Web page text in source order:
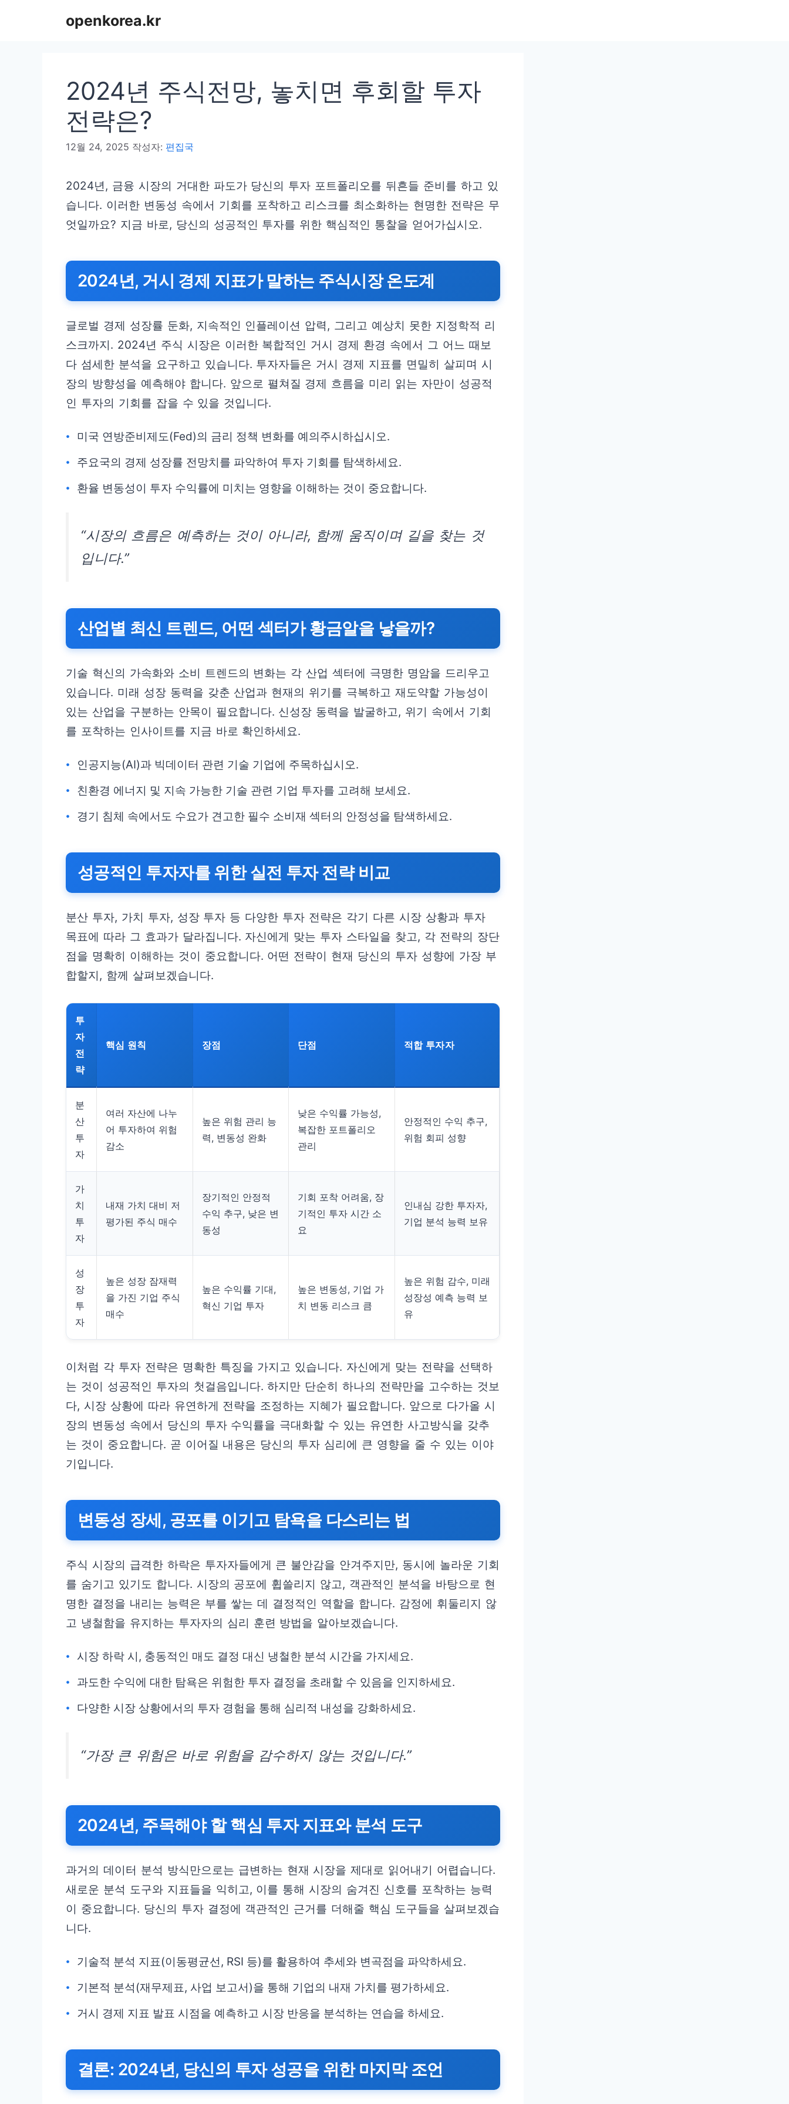
openkorea.kr
2024년 주식전망, 놓치면 후회할 투자
전략은?
12월 24, 2025 작성자: 편집국
2024년, 금융 시장의 거대한 파도가 당신의 투자 포트폴리오를 뒤흔들 준비를 하고 있
습니다. 이러한 변동성 속에서 기회를 포착하고 리스크를 최소화하는 현명한 전략은 무
엇일까요? 지금 바로, 당신의 성공적인 투자를 위한 핵심적인 통찰을 얻어가십시오.
2024년, 거시 경제 지표가 말하는 주식시장 온도계
글로벌 경제 성장률 둔화, 지속적인 인플레이션 압력, 그리고 예상치 못한 지정학적 리
스크까지. 2024년 주식 시장은 이러한 복합적인 거시 경제 환경 속에서 그 어느 때보
다 섬세한 분석을 요구하고 있습니다. 투자자들은 거시 경제 지표를 면밀히 살피며 시
장의 방향성을 예측해야 합니다. 앞으로 펼쳐질 경제 흐름을 미리 읽는 자만이 성공적
인 투자의 기회를 잡을 수 있을 것입니다.
미국 연방준비제도(Fed)의 금리 정책 변화를 예의주시하십시오.
주요국의 경제 성장률 전망치를 파악하여 투자 기회를 탐색하세요.
환율 변동성이 투자 수익률에 미치는 영향을 이해하는 것이 중요합니다.
“시장의 흐름은 예측하는 것이 아니라, 함께 움직이며 길을 찾는 것
입니다.”
산업별 최신 트렌드, 어떤 섹터가 황금알을 낳을까?
기술 혁신의 가속화와 소비 트렌드의 변화는 각 산업 섹터에 극명한 명암을 드리우고
있습니다. 미래 성장 동력을 갖춘 산업과 현재의 위기를 극복하고 재도약할 가능성이
있는 산업을 구분하는 안목이 필요합니다. 신성장 동력을 발굴하고, 위기 속에서 기회
를 포착하는 인사이트를 지금 바로 확인하세요.
인공지능(AI)과 빅데이터 관련 기술 기업에 주목하십시오.
친환경 에너지 및 지속 가능한 기술 관련 기업 투자를 고려해 보세요.
경기 침체 속에서도 수요가 견고한 필수 소비재 섹터의 안정성을 탐색하세요.
성공적인 투자자를 위한 실전 투자 전략 비교
분산 투자, 가치 투자, 성장 투자 등 다양한 투자 전략은 각기 다른 시장 상황과 투자
목표에 따라 그 효과가 달라집니다. 자신에게 맞는 투자 스타일을 찾고, 각 전략의 장단
점을 명확히 이해하는 것이 중요합니다. 어떤 전략이 현재 당신의 투자 성향에 가장 부
합할지, 함께 살펴보겠습니다.
투
자
전
략
핵심 원칙 장점 단점 적합 투자자
분
산
투
자
여러 자산에 나누
어 투자하여 위험
감소
높은 위험 관리 능
력, 변동성 완화
낮은 수익률 가능성,
복잡한 포트폴리오
관리
안정적인 수익 추구,
위험 회피 성향
가
치
투
자
내재 가치 대비 저
평가된 주식 매수
장기적인 안정적
수익 추구, 낮은 변
동성
기회 포착 어려움, 장
기적인 투자 시간 소
요
인내심 강한 투자자,
기업 분석 능력 보유
성
장
투
자
높은 성장 잠재력
을 가진 기업 주식
매수
높은 수익률 기대,
혁신 기업 투자
높은 변동성, 기업 가
치 변동 리스크 큼
높은 위험 감수, 미래
성장성 예측 능력 보
유
이처럼 각 투자 전략은 명확한 특징을 가지고 있습니다. 자신에게 맞는 전략을 선택하
는 것이 성공적인 투자의 첫걸음입니다. 하지만 단순히 하나의 전략만을 고수하는 것보
다, 시장 상황에 따라 유연하게 전략을 조정하는 지혜가 필요합니다. 앞으로 다가올 시
장의 변동성 속에서 당신의 투자 수익률을 극대화할 수 있는 유연한 사고방식을 갖추
는 것이 중요합니다. 곧 이어질 내용은 당신의 투자 심리에 큰 영향을 줄 수 있는 이야
기입니다.
변동성 장세, 공포를 이기고 탐욕을 다스리는 법
주식 시장의 급격한 하락은 투자자들에게 큰 불안감을 안겨주지만, 동시에 놀라운 기회
를 숨기고 있기도 합니다. 시장의 공포에 휩쓸리지 않고, 객관적인 분석을 바탕으로 현
명한 결정을 내리는 능력은 부를 쌓는 데 결정적인 역할을 합니다. 감정에 휘둘리지 않
고 냉철함을 유지하는 투자자의 심리 훈련 방법을 알아보겠습니다.
시장 하락 시, 충동적인 매도 결정 대신 냉철한 분석 시간을 가지세요.
과도한 수익에 대한 탐욕은 위험한 투자 결정을 초래할 수 있음을 인지하세요.
다양한 시장 상황에서의 투자 경험을 통해 심리적 내성을 강화하세요.
“가장 큰 위험은 바로 위험을 감수하지 않는 것입니다.”
2024년, 주목해야 할 핵심 투자 지표와 분석 도구
과거의 데이터 분석 방식만으로는 급변하는 현재 시장을 제대로 읽어내기 어렵습니다.
새로운 분석 도구와 지표들을 익히고, 이를 통해 시장의 숨겨진 신호를 포착하는 능력
이 중요합니다. 당신의 투자 결정에 객관적인 근거를 더해줄 핵심 도구들을 살펴보겠습
니다.
기술적 분석 지표(이동평균선, RSI 등)를 활용하여 추세와 변곡점을 파악하세요.
기본적 분석(재무제표, 사업 보고서)을 통해 기업의 내재 가치를 평가하세요.
거시 경제 지표 발표 시점을 예측하고 시장 반응을 분석하는 연습을 하세요.
결론: 2024년, 당신의 투자 성공을 위한 마지막 조언